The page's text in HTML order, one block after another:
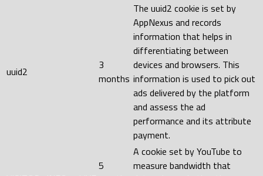
uuid2
3
months
The uuid2 cookie is set by
AppNexus and records
information that helps in
differentiating between
devices and browsers. This
information is used to pick out
ads delivered by the platform
and assess the ad
performance and its attribute
payment.
5
A cookie set by YouTube to
measure bandwidth that